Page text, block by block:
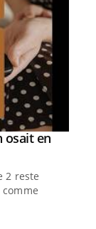
osait en
2 reste